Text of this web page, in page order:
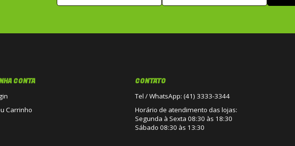
CONTA
Carrinho
CONTATO
Tel / WhatsApp: (41) 3333-3344
Horário de atendimento das lojas:
Segunda à Sexta 08:30 às 18:30
Sábado 08:30 às 13:30